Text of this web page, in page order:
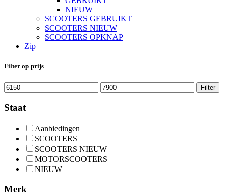
NIEUW
SCOOTERS GEBRUIKT
SCOOTERS NIEUW
SCOOTERS OPKNAP
Zip
Filter op prijs
Min.
prijs
Max.
prijs
Filter
Staat
Aanbiedingen
SCOOTERS
SCOOTERS NIEUW
MOTORSCOOTERS
NIEUW
Merk